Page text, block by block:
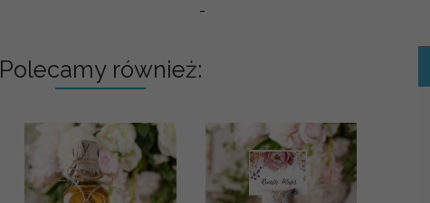
-
Polecamy również: